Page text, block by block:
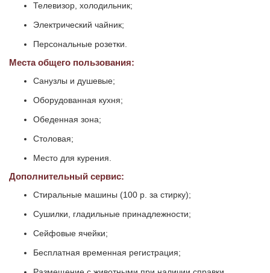
Телевизор, холодильник;
Электрический чайник;
Персональные розетки.
Места общего пользования:
Санузлы и душевые;
Оборудованная кухня;
Обеденная зона;
Столовая;
Место для курения.
Дополнительный сервис:
Стиральные машины (100 р. за стирку);
Сушилки, гладильные принадлежности;
Сейфовые ячейки;
Бесплатная временная регистрация;